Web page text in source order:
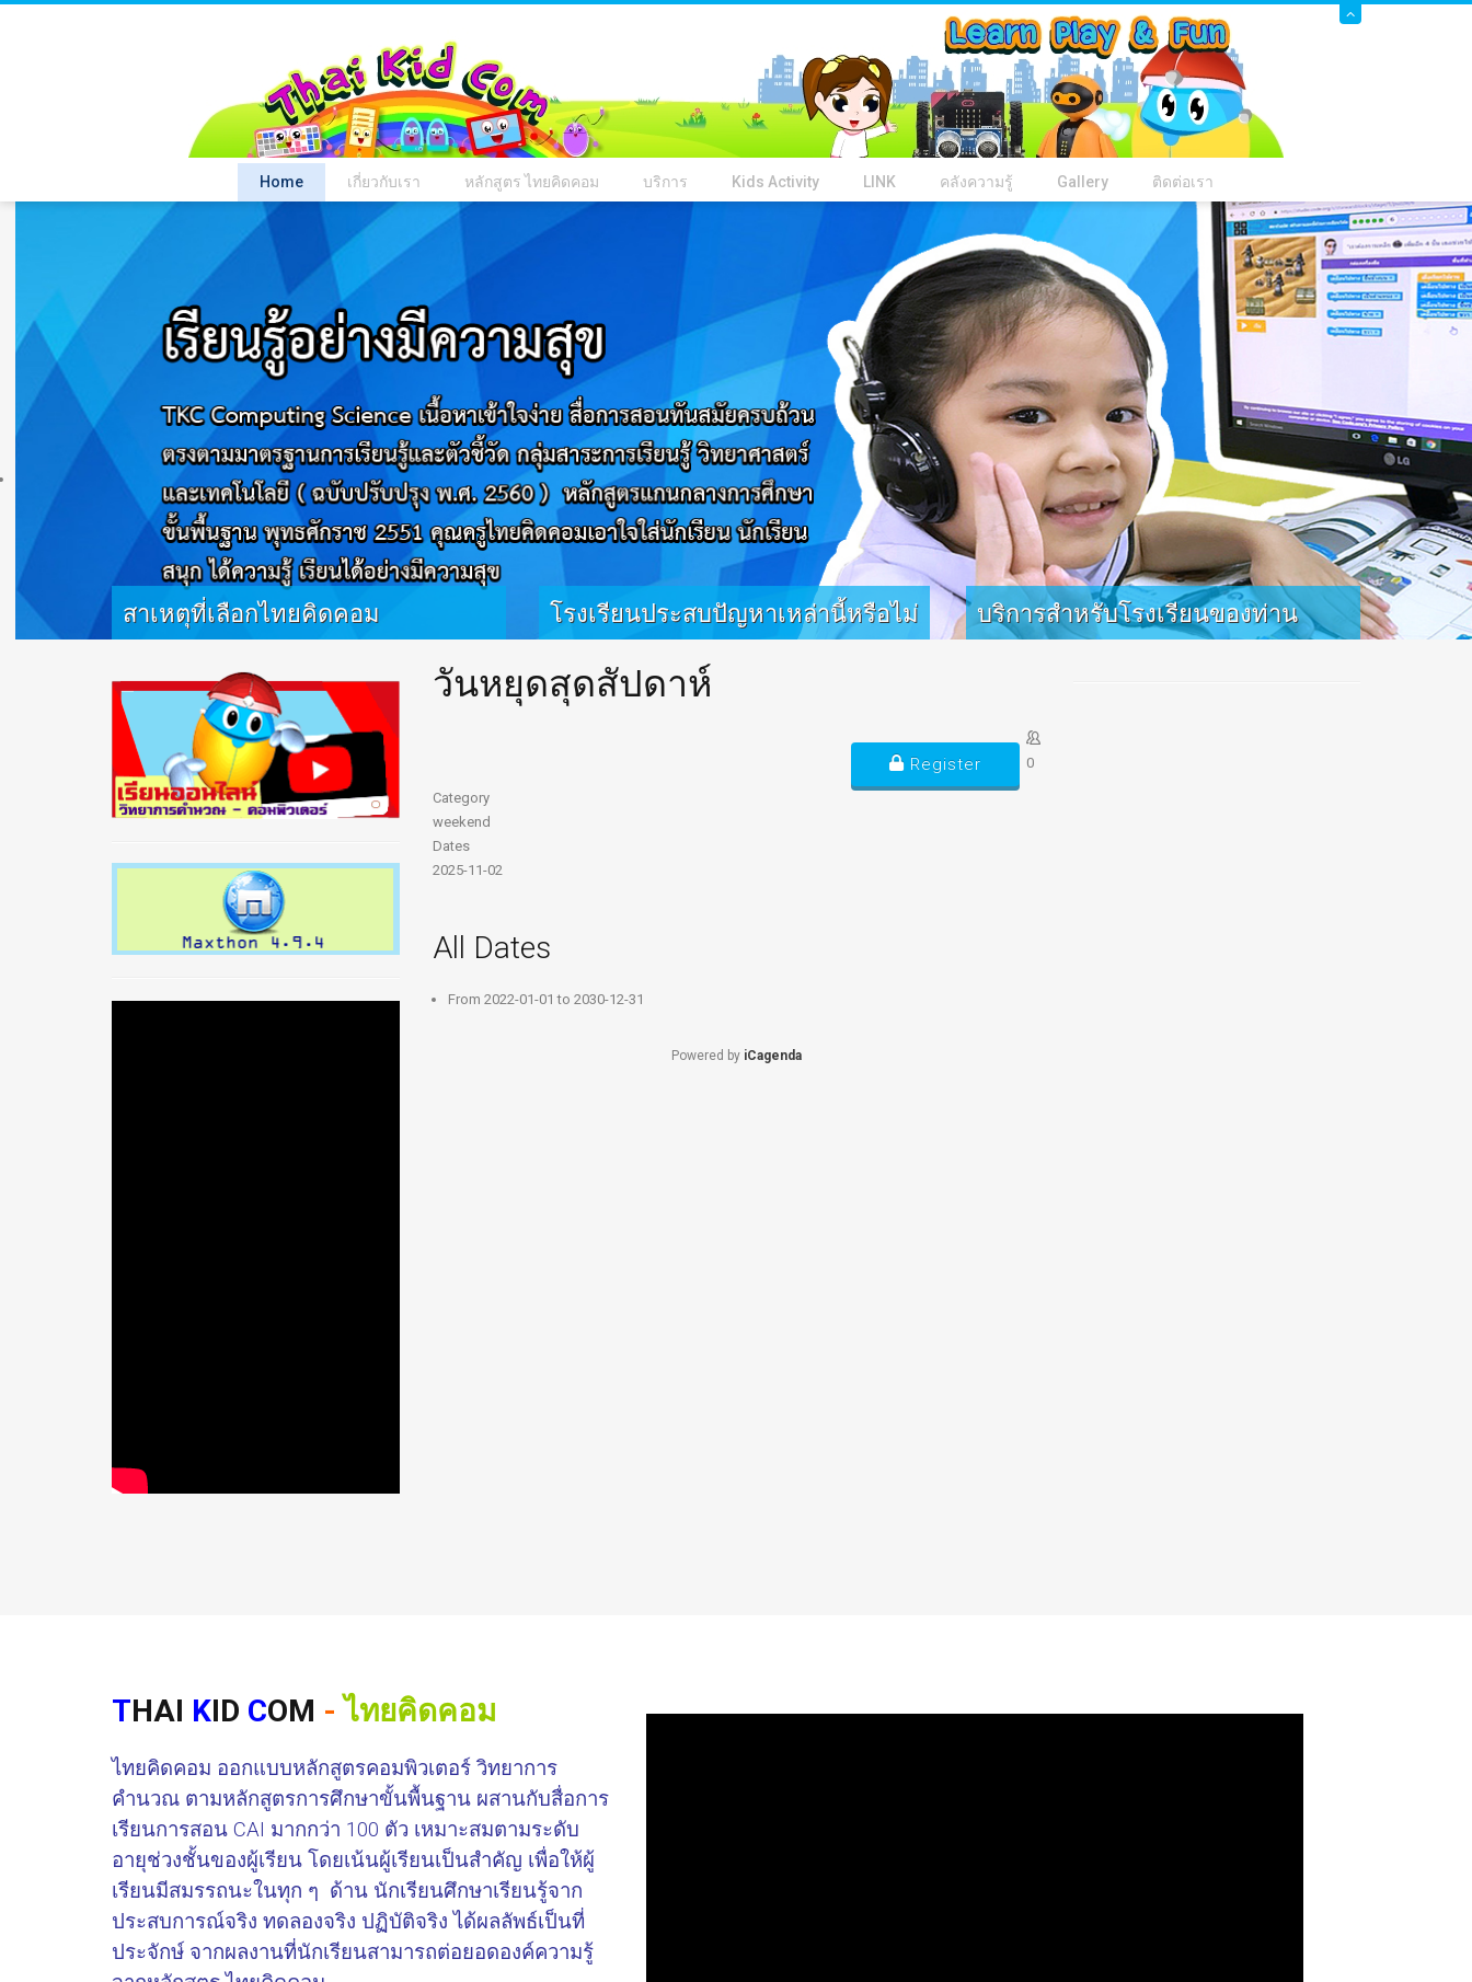
Home เกี่ยวกับเรา หลักสูตร ไทยคิดคอม บริการ Kids Activity LINK คลังความรู้ Gallery ติดต่อเรา
สาเหตุที่เลือกไทยคิดคอม
ไทยคิดคอม เป็นโรงเรียนที่พัฒนาหลักสูตรการเรียนการ
สอนทางด้านเทคโนโลยี คอมพิวเตอร์ วิทยาการคำนวณ
Robotic Graphic design เพื่อพัฒนาศักยภาพนักเรียนไทยสู่
สากล ปัจจุบัน หลักสูตรได้เป็นที่ยอมรับอย่าแพร่หลาย ไปทั่ว
ประเทศ มีหลักสูตรตั้งแต่ อนุบาล - ประถม - มัธยม
คอมพร้อมแก้ปัญหาของครูสอนวิทยาการคำนวณ
โรงเรียนประสบปัญหาเหล่านี้หรือไม่
- ขาดงบประมาณ คนออกแบบ ห้องคอมพิวเตอร์
- ขาดหลักสูตร หนังสือ ที่ได้มาตรฐาน
บริการสำหรับโรงเรียนของท่าน
ข้อมูล หรือนัดสาธิตหลักสูตร ได้ที่ฝ่ายขาย 0-271-48402-3
วันหยุดสุดสัปดาห์
Register 0
Category
weekend
Dates
2025-11-02
All Dates
From 2022-01-01 to 2030-12-31
Powered by iCagenda
THAI KID COM - ไทยคิดคอม
ไทยคิดคอม ออกแบบหลักสูตรคอมพิวเตอร์ วิทยาการ
คำนวณ ตามหลักสูตรการศึกษาขั้นพื้นฐาน ผสานกับสื่อการ
เรียนการสอน CAI มากกว่า 100 ตัว เหมาะสมตามระดับ
อายุช่วงชั้นของผู้เรียน โดยเน้นผู้เรียนเป็นสำคัญ เพื่อให้ผู้
เรียนมีสมรรถนะในทุก ๆ ด้าน นักเรียนศึกษาเรียนรู้จาก
ประสบการณ์จริง ทดลองจริง ปฏิบัติจริง ได้ผลลัพธ์เป็นที่
ประจักษ์ จากผลงานที่นักเรียนสามารถต่อยอดองค์ความรู้